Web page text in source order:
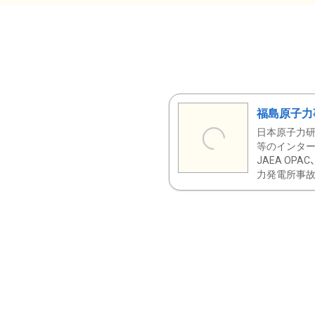
福島原子
日本原子力
等のインタ
JAEA OPAC
力発電所事